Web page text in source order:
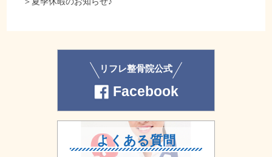
リフレ整骨院公式
Facebook
よくある質問